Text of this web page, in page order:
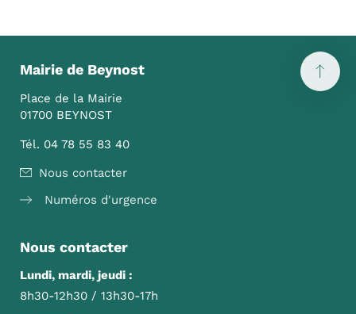
Mairie de Beynost
Place de la Mairie
01700 BEYNOST
Tél. 04 78 55 83 40
Nous contacter
Numéros d'urgence
Nous contacter
Lundi, mardi, jeudi :
8h30-12h30 / 13h30-17h